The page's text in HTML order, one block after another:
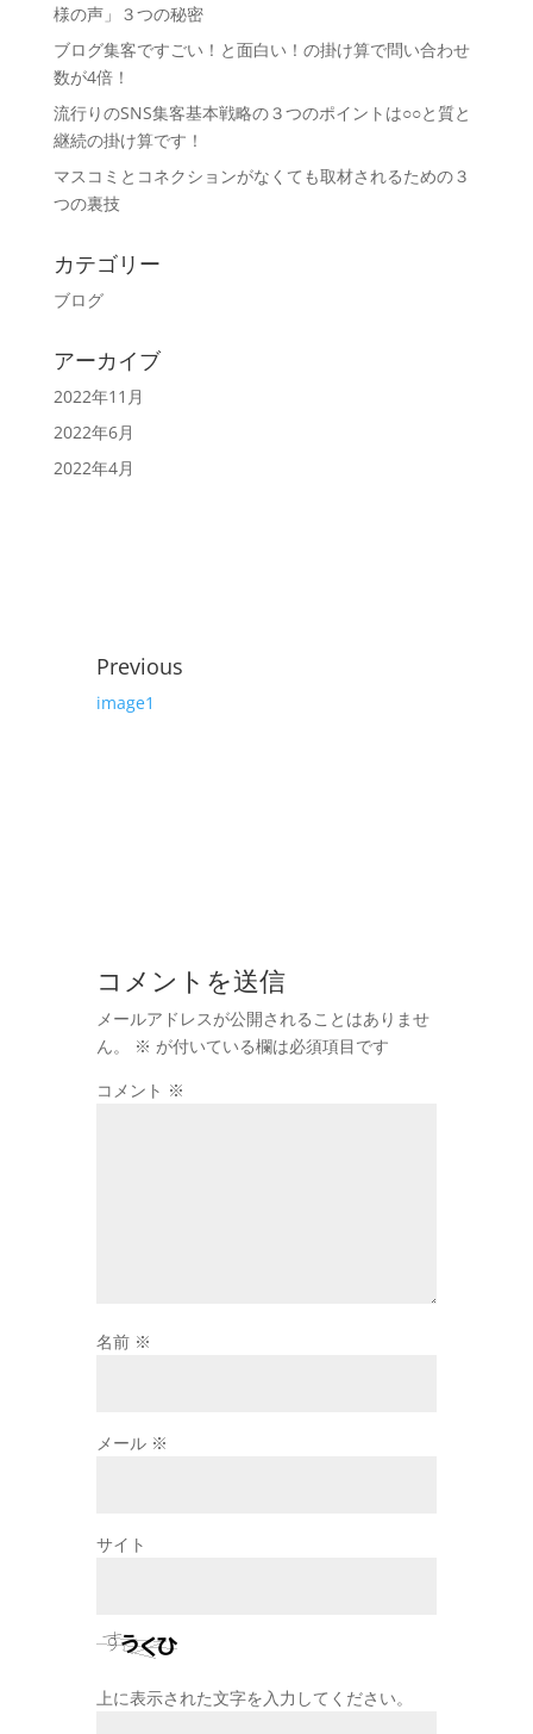
様の声」３つの秘密
ブログ集客ですごい！と面白い！の掛け算で問い合わせ
数が4倍！
流行りのSNS集客基本戦略の３つのポイントは○○と質と
継続の掛け算です！
マスコミとコネクションがなくても取材されるための３
つの裏技
カテゴリー
ブログ
アーカイブ
2022年11月
2022年6月
2022年4月
Previous
image1
コメントを送信
メールアドレスが公開されることはありませ
ん。
※ が付いている欄は必須項目です
コメント ※
名前 ※
メール ※
サイト
上に表示された文字を入力してください。